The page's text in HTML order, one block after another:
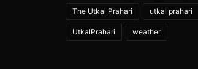
The Utkal Prahari utkal prahari
UtkalPrahari weather